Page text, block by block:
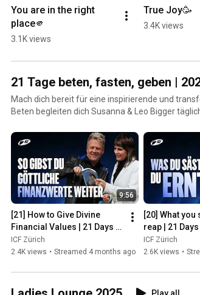
You are in the right
place🫵
3.1K views
True Joy🥳
3.4K views
21 Tage beten, fasten, geben |
Mach dich bereit für eine inspirierende und
Beten begleiten dich Susanna & Leo Bigger
neuen Mut zu schöpfen und Gottes Wirken auf
Verzicht, Gebet und Großzügigkeit schärfen
spürbare Veränderungen zu bewirken. Das Buch „Gesegnet wie niemals zuvor“ ist dein
praktischer Begleiter auf dieser Reise. Es bietet
und durch die 21 Tage des Fastens und Betens führen. 📚 Buch bestellen und
https://store-ch.icf.church/pages/gesegnet-wie-niemals-zuvor 👉
erleben wie niemals zuvor!
9:56
[21] How to Give Divine
Financial Values ​​| 21 Days of
Prayer, Fasting, and Giving |
Leo & Susan...
ICF Zürich
2.4K views • Streamed 4 months ago
[20] What you
reap | 21
Fasting, and
Susanna
ICF Zürich
2.6K views •